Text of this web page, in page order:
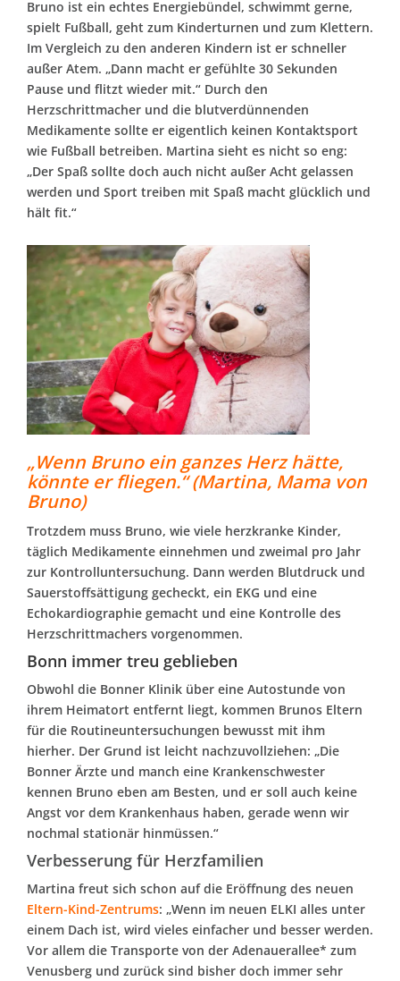
Bruno ist ein echtes Energiebündel, schwimmt gerne,
spielt Fußball, geht zum Kinderturnen und zum Klettern.
Im Vergleich zu den anderen Kindern ist er schneller
außer Atem. „Dann macht er gefühlte 30 Sekunden
Pause und flitzt wieder mit.“ Durch den
Herzschrittmacher und die blutverdünnenden
Medikamente sollte er eigentlich keinen Kontaktsport
wie Fußball betreiben. Martina sieht es nicht so eng:
„Der Spaß sollte doch auch nicht außer Acht gelassen
werden und Sport treiben mit Spaß macht glücklich und
hält fit.“
„Wenn Bruno ein ganzes Herz hätte,
könnte er fliegen.“ (Martina, Mama von
Bruno)
Trotzdem muss Bruno, wie viele herzkranke Kinder,
täglich Medikamente einnehmen und zweimal pro Jahr
zur Kontrolluntersuchung. Dann werden Blutdruck und
Sauerstoffsättigung gecheckt, ein EKG und eine
Echokardiographie gemacht und eine Kontrolle des
Herzschrittmachers vorgenommen.
Bonn immer treu geblieben
Obwohl die Bonner Klinik über eine Autostunde von
ihrem Heimatort entfernt liegt, kommen Brunos Eltern
für die Routineuntersuchungen bewusst mit ihm
hierher. Der Grund ist leicht nachzuvollziehen: „Die
Bonner Ärzte und manch eine Krankenschwester
kennen Bruno eben am Besten, und er soll auch keine
Angst vor dem Krankenhaus haben, gerade wenn wir
nochmal stationär hinmüssen.“
Verbesserung für Herzfamilien
Martina freut sich schon auf die Eröffnung des neuen
Eltern-Kind-Zentrums: „Wenn im neuen ELKI alles unter
einem Dach ist, wird vieles einfacher und besser werden.
Vor allem die Transporte von der Adenauerallee* zum
Venusberg und zurück sind bisher doch immer sehr